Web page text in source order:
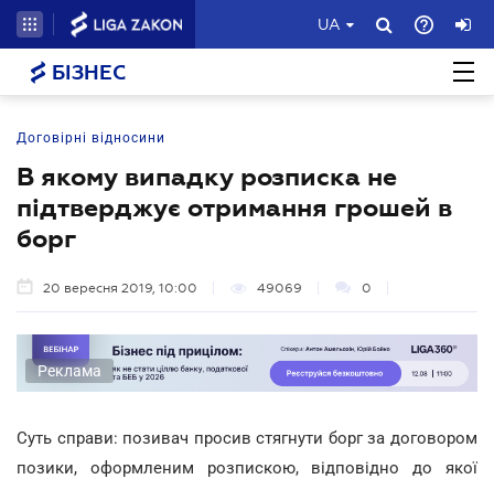
UA
БІЗНЕС
Договірні відносини
В якому випадку розписка не
підтверджує отримання грошей в
борг
20 вересня 2019, 10:00 49069 0
Реклама
Суть справи: позивач просив стягнути борг за договором
позики, оформленим розпискою, відповідно до якої